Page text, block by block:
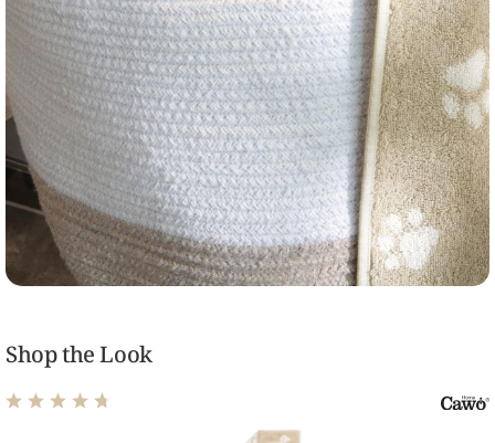
Shop the Look
Durchschnittliche Bewertung von 4.82 von 5 Sternen